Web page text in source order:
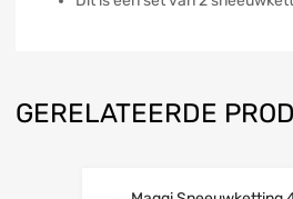
GERELATEERDE